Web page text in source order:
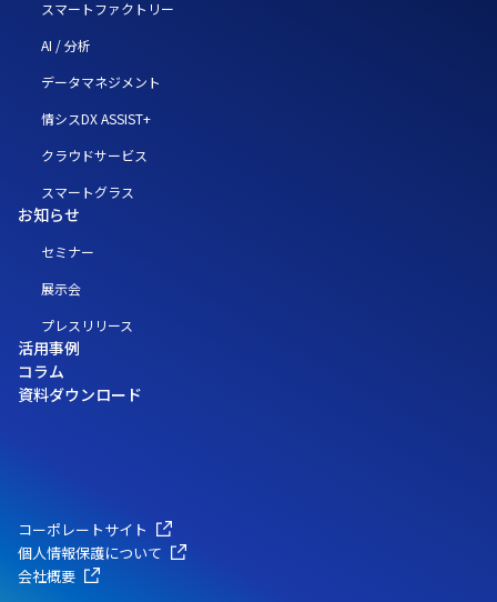
スマートファクトリー
AI / 分析
データマネジメント
情シスDX ASSIST+
クラウドサービス
スマートグラス
お知らせ
セミナー
展示会
プレスリリース
活用事例
コラム
資料ダウンロード
コーポレートサイト
個人情報保護について
会社概要